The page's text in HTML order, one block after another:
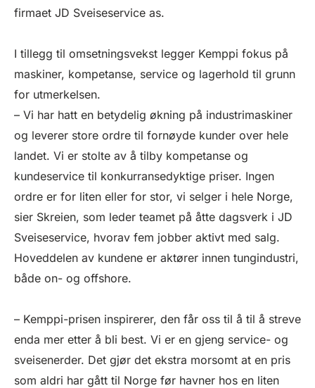
firmaet JD Sveiseservice as.
I tillegg til omsetningsvekst legger Kemppi fokus på
maskiner, kompetanse, service og lagerhold til grunn
for utmerkelsen.
– Vi har hatt en betydelig økning på industrimaskiner
og leverer store ordre til fornøyde kunder over hele
landet. Vi er stolte av å tilby kompetanse og
kundeservice til konkurransedyktige priser. Ingen
ordre er for liten eller for stor, vi selger i hele Norge,
sier Skreien, som leder teamet på åtte dagsverk i JD
Sveiseservice, hvorav fem jobber aktivt med salg.
Hoveddelen av kundene er aktører innen tungindustri,
både on- og offshore.
– Kemppi-prisen inspirerer, den får oss til å til å streve
enda mer etter å bli best. Vi er en gjeng service- og
sveisenerder. Det gjør det ekstra morsomt at en pris
som aldri har gått til Norge før havner hos en liten